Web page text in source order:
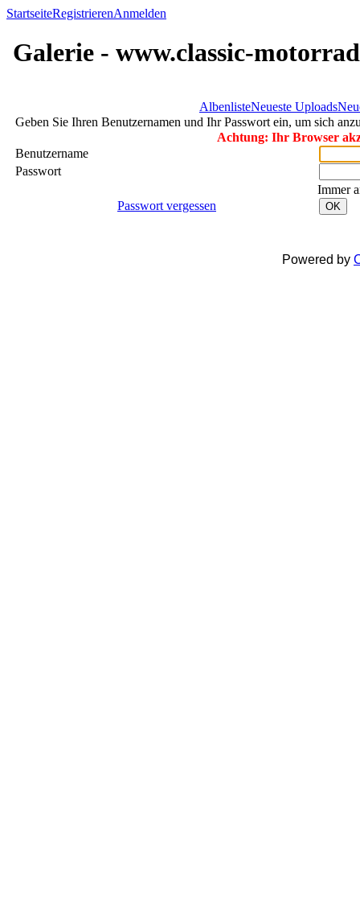
StartseiteRegistrierenAnmelden
Galerie - www.classic-
AlbenlisteNeueste Uploads
Geben Sie Ihren Benutzernamen und Ihr Passwort ein, um sich
Achtung: Ihr Browser
Benutzername
Passwort
Immer
Passwort vergessen
OK
Powered by